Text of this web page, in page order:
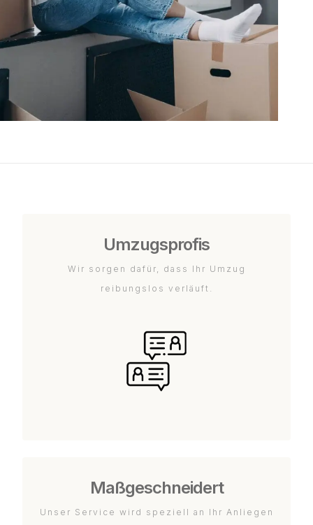
Umzugsprofis
Wir sorgen dafür, dass Ihr Umzug
reibungslos verläuft.
Maßgeschneidert
Unser Service wird speziell an Ihr Anliegen